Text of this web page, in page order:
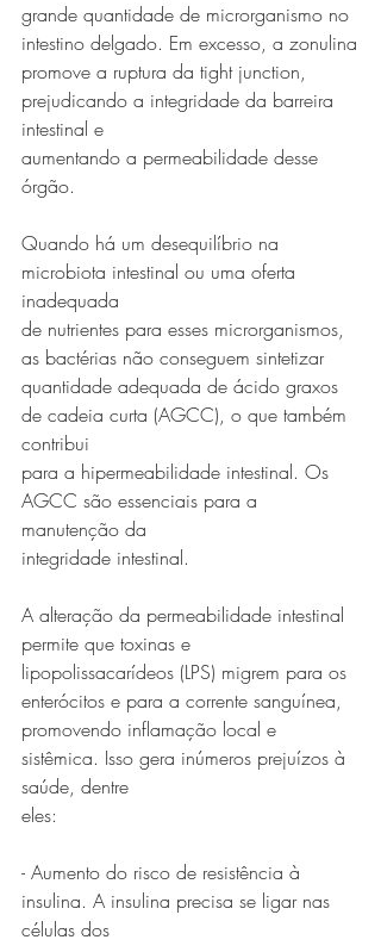
grande quantidade de microrganismo no
intestino delgado. Em excesso, a zonulina
promove a ruptura da tight junction,
prejudicando a integridade da barreira
intestinal e
aumentando a permeabilidade desse
órgão.
Quando há um desequilíbrio na
microbiota intestinal ou uma oferta
inadequada
de nutrientes para esses microrganismos,
as bactérias não conseguem sintetizar
quantidade adequada de ácido graxos
de cadeia curta (AGCC), o que também
contribui
para a hipermeabilidade intestinal. Os
AGCC são essenciais para a
manutenção da
integridade intestinal.
A alteração da permeabilidade intestinal
permite que toxinas e
lipopolissacarídeos (LPS) migrem para os
enterócitos e para a corrente sanguínea,
promovendo inflamação local e
sistêmica. Isso gera inúmeros prejuízos à
saúde, dentre
eles:
- Aumento do risco de resistência à
insulina. A insulina precisa se ligar nas
células dos